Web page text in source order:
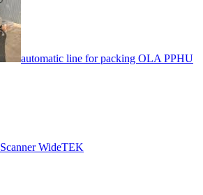
automatic line for packing OLA PPHU
Scanner WideTEK